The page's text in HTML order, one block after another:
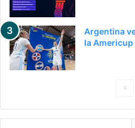
Argentina
la Americup